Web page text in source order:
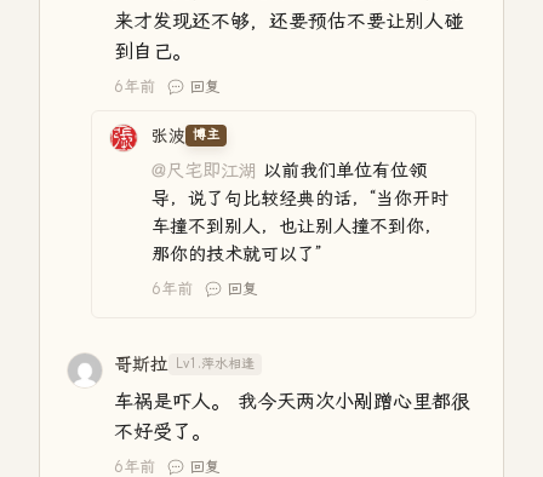
来才发现还不够，还要预估不要让别人碰
到自己。
6年前 回复
张波 博主
@尺宅即江湖 以前我们单位有位领
导，说了句比较经典的话，“当你开时
车撞不到别人，也让别人撞不到你，
那你的技术就可以了”
6年前 回复
哥斯拉 Lv1.萍水相逢
车祸是吓人。 我今天两次小剐蹭心里都很
不好受了。
6年前 回复